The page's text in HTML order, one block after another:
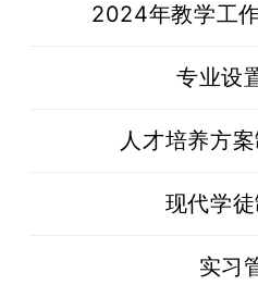
2024年教学工
专业设
人才培养方
现代学
实习